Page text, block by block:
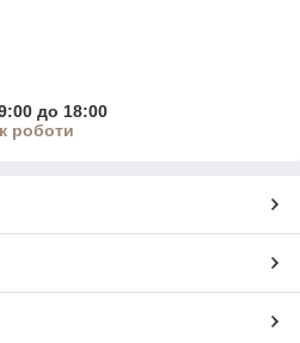
до 18:00
роботи